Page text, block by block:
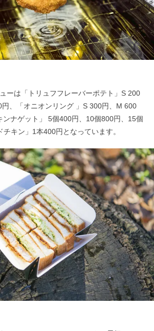
ーは「トリュフフレーバーポテト」S 200
、「オニオンリング 」S 300円、M 600
ンナゲット」 5個400円、10個800円、15個
キン」1本400円となっています。